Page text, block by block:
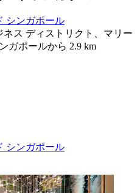
シンガポール
ス ディストリクト、マリー
ガポールから 2.9 km
シンガポール